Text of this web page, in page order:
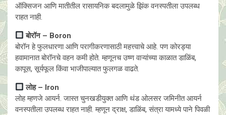
ऑक्सिजन आणि मातीतील रासायनिक बदलामुळे झिंक वनस्पतीला उपलब्ध
राहत नाही.
बोरॉन – Boron
बोरॉन हे फुलधारणा आणि परागीकरणासाठी महत्त्वाचे आहे. पण कोरड्या
हवामानात बोरॉनचे वहन कमी होते. म्हणूनच उष्ण वाऱ्यांच्या काळात डाळिंब,
कापूस, सूर्यफूल किंवा भाजीपाल्यात फुलगळ वाढते.
लोह – Iron
लोह म्हणजे आयर्न. जास्त चुनखडीयुक्त आणि थंड ओलसर जमिनीत आयर्न
वनस्पतीला उपलब्ध राहत नाही. म्हणून द्राक्ष, डाळिंब, संत्रा यामध्ये पाने पिवळी